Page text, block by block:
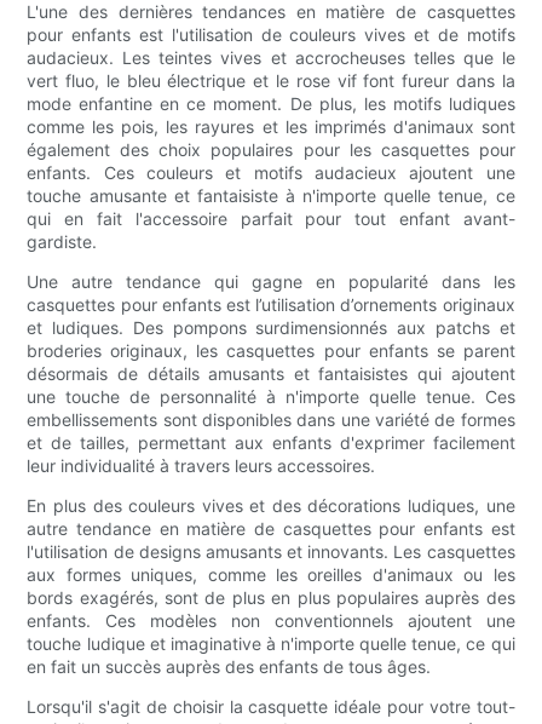
L'une des dernières tendances en matière de casquettes
pour enfants est l'utilisation de couleurs vives et de motifs
audacieux. Les teintes vives et accrocheuses telles que le
vert fluo, le bleu électrique et le rose vif font fureur dans la
mode enfantine en ce moment. De plus, les motifs ludiques
comme les pois, les rayures et les imprimés d'animaux sont
également des choix populaires pour les casquettes pour
enfants. Ces couleurs et motifs audacieux ajoutent une
touche amusante et fantaisiste à n'importe quelle tenue, ce
qui en fait l'accessoire parfait pour tout enfant avant-
gardiste.
Une autre tendance qui gagne en popularité dans les
casquettes pour enfants est l’utilisation d’ornements originaux
et ludiques. Des pompons surdimensionnés aux patchs et
broderies originaux, les casquettes pour enfants se parent
désormais de détails amusants et fantaisistes qui ajoutent
une touche de personnalité à n'importe quelle tenue. Ces
embellissements sont disponibles dans une variété de formes
et de tailles, permettant aux enfants d'exprimer facilement
leur individualité à travers leurs accessoires.
En plus des couleurs vives et des décorations ludiques, une
autre tendance en matière de casquettes pour enfants est
l'utilisation de designs amusants et innovants. Les casquettes
aux formes uniques, comme les oreilles d'animaux ou les
bords exagérés, sont de plus en plus populaires auprès des
enfants. Ces modèles non conventionnels ajoutent une
touche ludique et imaginative à n'importe quelle tenue, ce qui
en fait un succès auprès des enfants de tous âges.
Lorsqu'il s'agit de choisir la casquette idéale pour votre tout-